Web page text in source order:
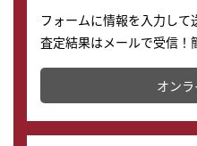
フォームに情報を入力して
査定結果はメールで受信
かります。
オン